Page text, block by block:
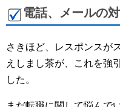
電話、メールの
さきほど、レスポンスが
えしまし茶が、これを強
した。